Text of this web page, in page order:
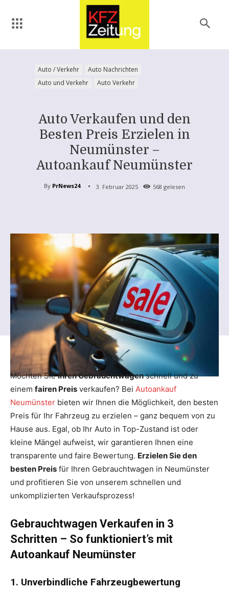
Auto / Verkehr
Auto Nachrichten
Auto und Verkehr
Auto Verkehr
Auto Verkaufen und den
Besten Preis Erzielen in
Neumünster –
Autoankauf Neumünster
By PrNews24 3. Februar 2025 568 gelesen
Möchten SieIhren Gebrauchtwagenschnell und zu
einem fairen Preis verkaufen? Bei Autoankauf
Neumünster bieten wir Ihnen die Möglichkeit, den besten
Preis für Ihr Fahrzeug zu erzielen – ganz bequem von zu
Hause aus. Egal, ob Ihr Auto in Top-Zustand ist oder
kleine Mängel aufweist, wir garantieren Ihnen eine
transparente und faire Bewertung. Erzielen Sie den
besten Preis für Ihren Gebrauchtwagen in Neumünster
und profitieren Sie von unserem schnellen und
unkomplizierten Verkaufsprozess!
Gebrauchtwagen Verkaufen in 3
Schritten – So funktioniert’s mit
Autoankauf Neumünster
1. Unverbindliche Fahrzeugbewertung